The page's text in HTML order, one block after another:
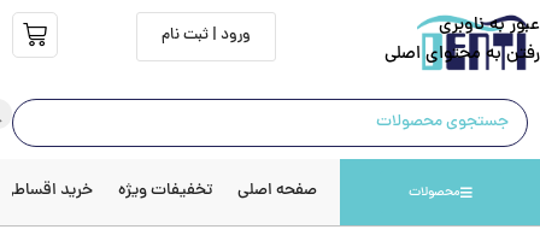
عبور به ناوبری
رفتن به محتوای اصلی
ورود | ثبت نام
محصولات صفحه اصلی تخفیفات ویژه خرید اقساطی